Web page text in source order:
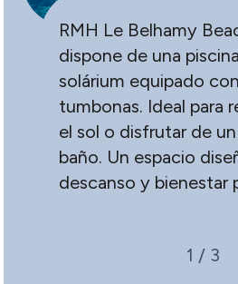
RMH Le Belhamy
dispone de una
solárium equipado
tumbonas. Ideal para
el sol o disfrutar de
baño. Un espacio
descanso y bienestar
1 / 3